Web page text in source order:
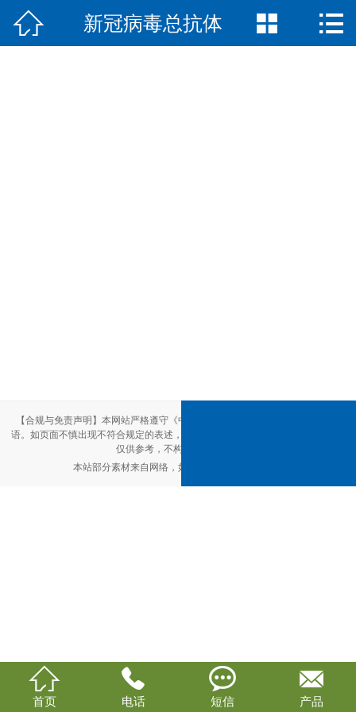
网站首页
 新冠病毒总抗体  

首页

电话

短信

产品
【合规与免责声明】本网站严格遵守《中华人民共和国广告法》，尽力规范用
语。如页面不慎出现不符合规定的表述，敬请联系我们，将立即更正；相关内容
仅供参考，不构成交易依据。
本站部分素材来自网络，如有侵权，请联系删除。